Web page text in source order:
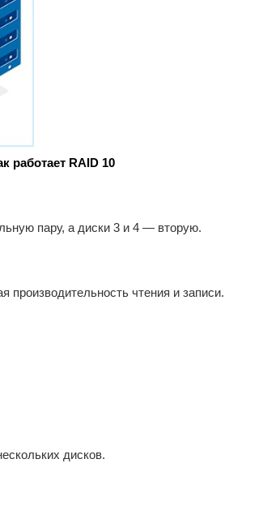
работает RAID 10
пару, а диски 3 и 4 — вторую.
чтения и записи.
дисков.